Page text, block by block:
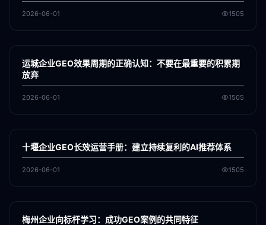
2026-06-01 1505
GEO
运城企业GEO效果周期的正确认知：不要在最重要的积累期
放弃
2026-06-01 1505
GEO
十堰企业GEO长效运营手册：建立持续复利的AI推荐体系
2026-06-01 1505
GEO
梅州企业向标杆学习：成功GEO案例的共同特征